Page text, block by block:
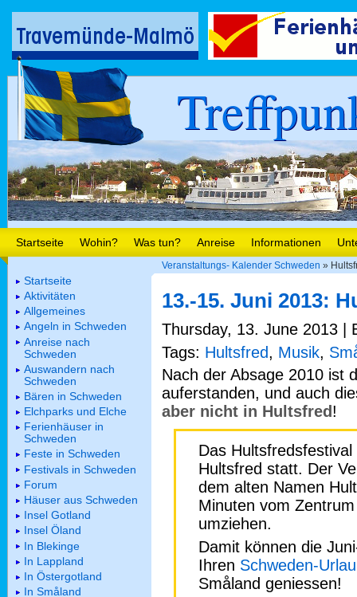
Startseite Wohin? Was tun? Anreise Informationen
Veranstaltungs- Kalender Schweden »
13.-15. Juni 2013:
Thursday, 13. June 2013 |
Tags: Hultsfred, Musik,
Nach der Absage 2010 ist
auferstanden, und auch
aber nicht in Hultsfred !
Das
Hultsfred statt. Der
dem alten Namen
Minuten vom
umziehen.
Damit können die
Ihren Schweden-
Småland geniessen!
Startseite
Aktivitäten
Allgemeines
Angeln in Schweden
Anreise nach
Schweden
Auswandern nach
Schweden
Bären in Schweden
Elchparks und Elche
Ferienhäuser in
Schweden
Feste in Schweden
Festivals in Schweden
Forum
Häuser aus Schweden
Insel Gotland
Insel Öland
In Blekinge
In Lappland
In Östergotland
In Småland